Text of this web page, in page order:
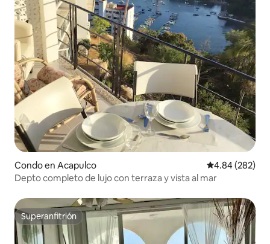
Condo en Acapulco Calificación
4.84 (282)
Depto completo de lujo con terraza y vista al mar
Superanfitrión
Superanfitrión